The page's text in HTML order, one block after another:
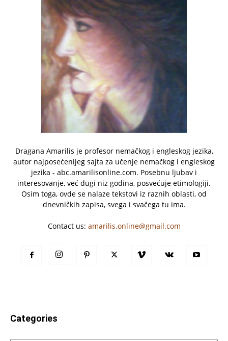
Dragana Amarilis je profesor nemačkog i engleskog jezika,
autor najposećenijeg sajta za učenje nemačkog i engleskog
jezika - abc.amarilisonline.com. Posebnu ljubav i
interesovanje, već dugi niz godina, posvećuje etimologiji.
Osim toga, ovde se nalaze tekstovi iz raznih oblasti, od
dnevničkih zapisa, svega i svačega tu ima.
Contact us: amarilis.online@gmail.com
Categories
Categories